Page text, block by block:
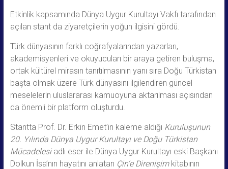
Etkinlik kapsamında Dünya Uygur Kurultayı Vakfı tarafından
açılan stant da ziyaretçilerin yoğun ilgisini gördü.
Türk dünyasının farklı coğrafyalarından yazarları,
akademisyenleri ve okuyucuları bir araya getiren buluşma,
ortak kültürel mirasın tanıtılmasının yanı sıra Doğu Türkistan
başta olmak üzere Türk dünyasını ilgilendiren güncel
meselelerin uluslararası kamuoyuna aktarılması açısından
da önemli bir platform oluşturdu.
Stantta Prof. Dr. Erkin Emet’in kaleme aldığı Kuruluşunun
20. Yılında Dünya Uygur Kurultayı ve Doğu Türkistan
Mücadelesiadlı eser ile Dünya Uygur Kurultayı eski Başkanı
Dolkun İsa’nın hayatını anlatan Çin’e Direnişimkitabının